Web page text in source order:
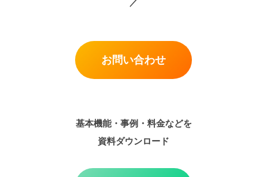
／
お問い合わせ
基本機能・事例・料金などを
資料ダウンロード